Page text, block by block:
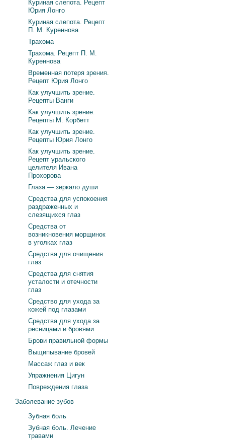
Куриная слепота. Рецепт
Юрия Лонго
Куриная слепота. Рецепт
П. М. Куреннова
Трахома
Трахома. Рецепт П. М.
Куреннова
Временная потеря зрения.
Рецепт Юрия Лонго
Как улучшить зрение.
Рецепты Ванги
Как улучшить зрение.
Рецепты М. Корбетт
Как улучшить зрение.
Рецепты Юрия Лонго
Как улучшить зрение.
Рецепт уральского
целителя Ивана
Прохорова
Глаза — зеркало души
Средства для успокоения
раздраженных и
слезящихся глаз
Средства от
возникновения морщинок
в уголках глаз
Средства для очищения
глаз
Средства для снятия
усталости и отечности
глаз
Средство для ухода за
кожей под глазами
Средства для ухода за
ресницами и бровями
Брови правильной формы
Выщипывание бровей
Массаж глаз и век
Упражнения Цигун
Повреждения глаза
Заболевание зубов
Зубная боль
Зубная боль. Лечение
травами